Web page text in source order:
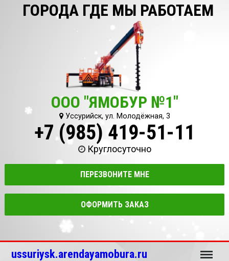
ГОРОДА ГДЕ МЫ РАБОТАЕМ
ООО "ЯМОБУР №1"
Уссурийск, ул. Молодёжная, 3
+7 (985) 419-51-11
Круглосуточно
ПЕРЕЗВОНИТЕ МНЕ
ОФОРМИТЬ ЗАКАЗ
ussuriysk.arendayamobura.ru Меню